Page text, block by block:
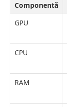
Componentă
GPU
CPU
RAM